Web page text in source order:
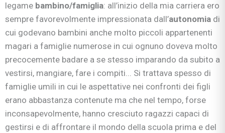
legame bambino/famiglia: all’inizio della mia carriera ero
sempre favorevolmente impressionata dall’autonomia di
cui godevano bambini anche molto piccoli appartenenti
magari a famiglie numerose in cui ognuno doveva molto
precocemente badare a se stesso imparando da subito a
vestirsi, mangiare, fare i compiti... Si trattava spesso di
famiglie umili in cui le aspettative nei confronti dei figli
erano abbastanza contenute ma che nel tempo, forse
inconsapevolmente, hanno cresciuto ragazzi capaci di
gestirsi e di affrontare il mondo della scuola prima e del